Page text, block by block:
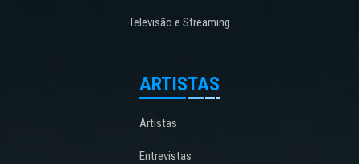
Televisão e Streaming
ARTISTAS
Artistas
Entrevistas